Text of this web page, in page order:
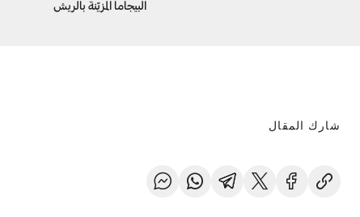
البيجاما المزيّنة بالريش
شارك المقال